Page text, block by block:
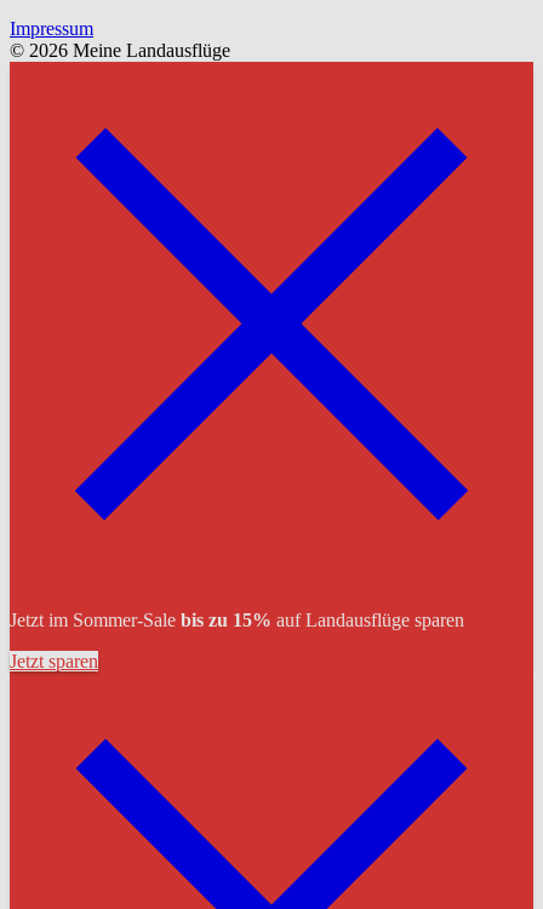
Impressum
© 2026 Meine Landausflüge
Jetzt im Sommer-Sale bis zu 15% auf Landausflüge sparen
Jetzt sparen